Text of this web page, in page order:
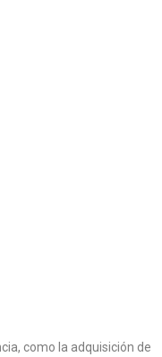
como la adquisición de